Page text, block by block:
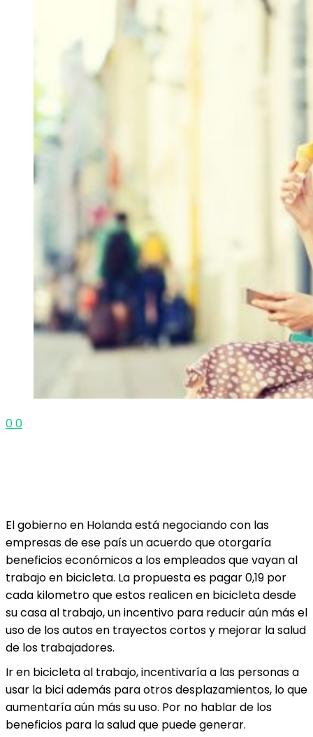
00
El gobierno en Holanda está negociando con las
empresas de ese país un acuerdo que otorgaría
beneficios económicos a los empleados que vayan al
trabajo en bicicleta. La propuesta es pagar 0,19 por
cada kilometro que estos realicen en bicicleta desde
su casa al trabajo, un incentivo para reducir aún más el
uso de los autos en trayectos cortos y mejorar la salud
de los trabajadores.
Ir en bicicleta al trabajo, incentivaría a las personas a
usar la bici además para otros desplazamientos, lo que
aumentaría aún más su uso. Por no hablar de los
beneficios para la salud que puede generar.